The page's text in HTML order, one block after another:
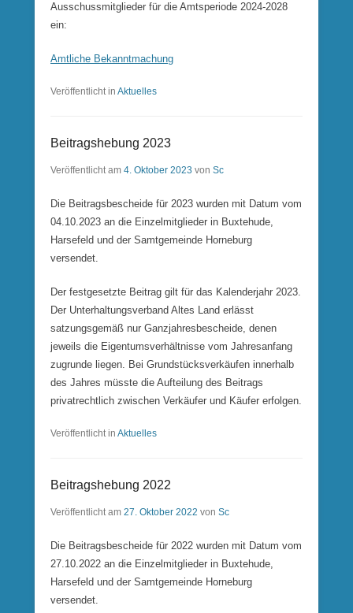
Ausschussmitglieder für die Amtsperiode 2024-2028
ein:
Amtliche Bekanntmachung
Veröffentlicht in Aktuelles
Beitragshebung 2023
Veröffentlicht am 4. Oktober 2023 von Sc
Die Beitragsbescheide für 2023 wurden mit Datum vom
04.10.2023 an die Einzelmitglieder in Buxtehude,
Harsefeld und der Samtgemeinde Horneburg
versendet.
Der festgesetzte Beitrag gilt für das Kalenderjahr 2023.
Der Unterhaltungsverband Altes Land erlässt
satzungsgemäß nur Ganzjahresbescheide, denen
jeweils die Eigentumsverhältnisse vom Jahresanfang
zugrunde liegen. Bei Grundstücksverkäufen innerhalb
des Jahres müsste die Aufteilung des Beitrags
privatrechtlich zwischen Verkäufer und Käufer erfolgen.
Veröffentlicht in Aktuelles
Beitragshebung 2022
Veröffentlicht am 27. Oktober 2022 von Sc
Die Beitragsbescheide für 2022 wurden mit Datum vom
27.10.2022 an die Einzelmitglieder in Buxtehude,
Harsefeld und der Samtgemeinde Horneburg
versendet.